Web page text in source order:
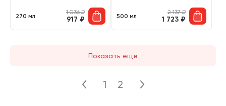
270 мл
1 036₽
917 ₽ 500 мл
2 137₽
1 723 ₽
Показать еще
1 2